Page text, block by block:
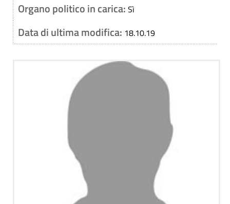
Organo politico in carica: Sì
Data di ultima modifica: 18.10.19